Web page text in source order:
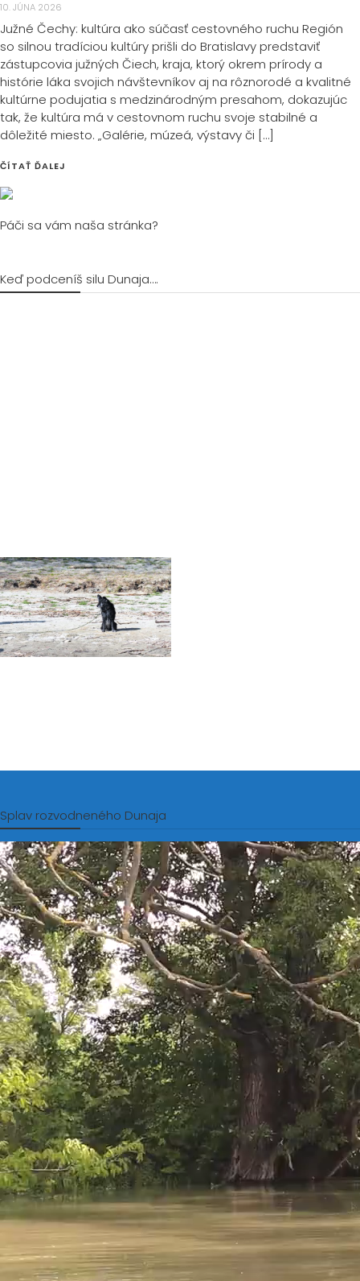
10. JÚNA 2026
Južné Čechy: kultúra ako súčasť cestovného ruchu Región
so silnou tradíciou kultúry prišli do Bratislavy predstaviť
zástupcovia južných Čiech, kraja, ktorý okrem prírody a
histórie láka svojich návštevníkov aj na rôznorodé a kvalitné
kultúrne podujatia s medzinárodným presahom, dokazujúc
tak, že kultúra má v cestovnom ruchu svoje stabilné a
dôležité miesto. „Galérie, múzeá, výstavy či […]
ČÍTAŤ ĎALEJ
Páči sa vám naša stránka?
Keď podceníš silu Dunaja….
Splav rozvodneného Dunaja